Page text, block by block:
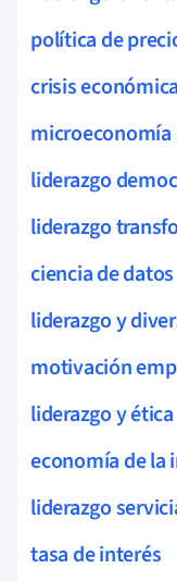
política de
crisis económica
microeconomía
liderazgo
liderazgo
ciencia de datos
liderazgo y
motivación
liderazgo y ética
economía de la
liderazgo
tasa de interés